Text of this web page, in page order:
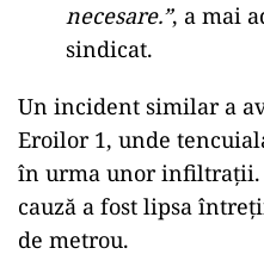
necesare.”, a mai
sindicat.
Un incident similar a
Eroilor 1, unde
în urma unor infiltrații.
cauză a fost lipsa
de metrou.